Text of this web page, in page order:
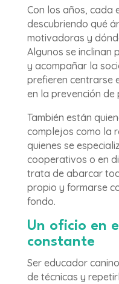
Con los años, cada
descubriendo qué
motivadoras y
Algunos se inclinan
y acompañar la
prefieren centrarse
en la prevención de
También están
complejos como la
quienes se
cooperativos o en
trata de abarcar
propio y formarse
fondo.
Un oficio en
constante
Ser educador
de técnicas y